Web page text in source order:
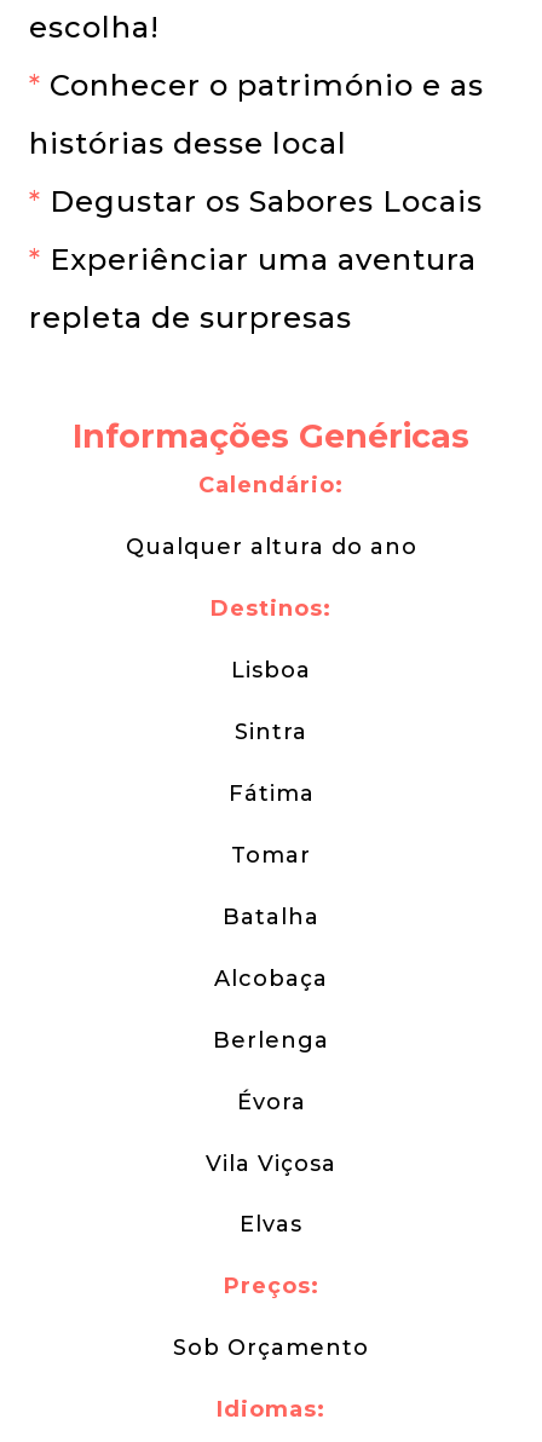
escolha!
* Conhecer o património e as
histórias desse local
* Degustar os Sabores Locais
* Experiênciar uma aventura
repleta de surpresas
Informações Genéricas
Calendário:
Qualquer altura do ano
Destinos:
Lisboa
Sintra
Fátima
Tomar
Batalha
Alcobaça
Berlenga
Évora
Vila Viçosa
Elvas
Preços:
Sob Orçamento
Idiomas: